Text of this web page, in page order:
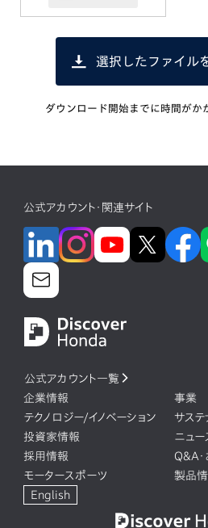
選択したファイル
ダウンロード開始までに時間がか
公式アカウント・関連サイト
公式アカウント一覧
企業情報
事業
テクノロジー/イノベーション
サステ
投資家情報
ニュー
採用情報
Q&A
モータースポーツ
製品情
English